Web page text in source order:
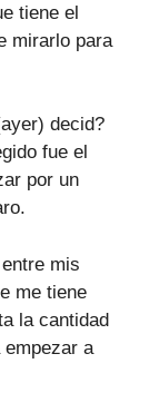
tiene el
mirarlo para
decid?
fue el
por un
mis
me tiene
la cantidad
a